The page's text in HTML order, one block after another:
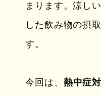
まります。涼し
した飲み物の摂
す。
今回は、 熱中症